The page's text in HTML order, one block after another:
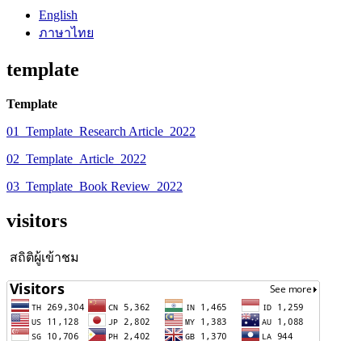
English
ภาษาไทย
template
Template
01_Template_Research Article_2022
02_Template_Article_2022
03_Template_Book Review_2022
visitors
สถิติผู้เข้าชม